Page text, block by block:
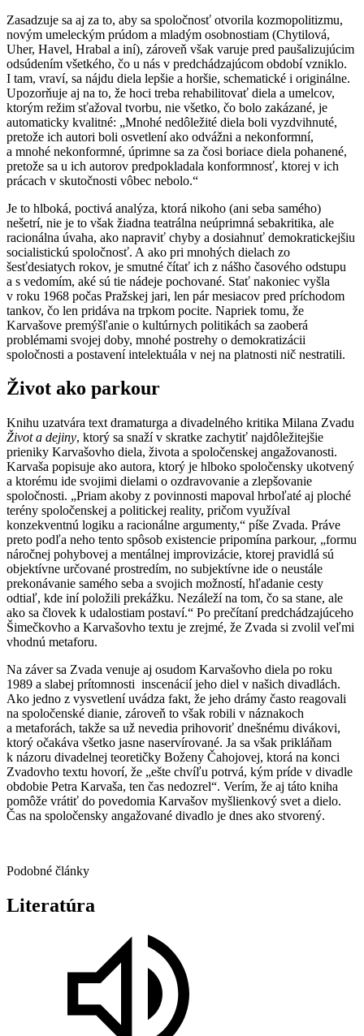
Zasadzuje sa aj za to, aby sa spoločnosť otvorila kozmopolitizmu,
novým umeleckým prúdom a mladým osobnostiam (Chytilová,
Uher, Havel, Hrabal a iní), zároveň však varuje pred paušalizujúcim
odsúdením všetkého, čo u nás v predchádzajúcom období vzniklo.
I tam, vraví, sa nájdu diela lepšie a horšie, schematické i originálne.
Upozorňuje aj na to, že hoci treba rehabilitovať diela a umelcov,
ktorým režim sťažoval tvorbu, nie všetko, čo bolo zakázané, je
automaticky kvalitné: „Mnohé nedôležité diela boli vyzdvihnuté,
pretože ich autori boli osvetlení ako odvážni a nekonformní,
a mnohé nekonformné, úprimne sa za čosi boriace diela pohanené,
pretože sa u ich autorov predpokladala konformnosť, ktorej v ich
prácach v skutočnosti vôbec nebolo.“
Je to hlboká, poctivá analýza, ktorá nikoho (ani seba samého)
nešetrí, nie je to však žiadna teatrálna neúprimná sebakritika, ale
racionálna úvaha, ako napraviť chyby a dosiahnuť demokratickejšiu
socialistickú spoločnosť. A ako pri mnohých dielach zo
šesťdesiatych rokov, je smutné čítať ich z nášho časového odstupu
a s vedomím, aké sú tie nádeje pochované. Stať nakoniec vyšla
v roku 1968 počas Pražskej jari, len pár mesiacov pred príchodom
tankov, čo len pridáva na trpkom pocite. Napriek tomu, že
Karvašove premýšľanie o kultúrnych politikách sa zaoberá
problémami svojej doby, mnohé postrehy o demokratizácii
spoločnosti a postavení intelektuála v nej na platnosti nič nestratili.
Život ako parkour
Knihu uzatvára text dramaturga a divadelného kritika Milana Zvadu
Život a dejiny, ktorý sa snaží v skratke zachytiť najdôležitejšie
prieniky Karvašovho diela, života a spoločenskej angažovanosti.
Karvaša popisuje ako autora, ktorý je hlboko spoločensky ukotvený
a ktorému ide svojimi dielami o ozdravovanie a zlepšovanie
spoločnosti. „Priam akoby z povinnosti mapoval hrboľaté aj ploché
terény spoločenskej a politickej reality, pričom využíval
konzekventnú logiku a racionálne argumenty,“ píše Zvada. Práve
preto podľa neho tento spôsob existencie pripomína parkour, „formu
náročnej pohybovej a mentálnej improvizácie, ktorej pravidlá sú
objektívne určované prostredím, no subjektívne ide o neustále
prekonávanie samého seba a svojich možností, hľadanie cesty
odtiaľ, kde iní položili prekážku. Nezáleží na tom, čo sa stane, ale
ako sa človek k udalostiam postaví.“ Po prečítaní predchádzajúceho
Šimečkovho a Karvašovho textu je zrejmé, že Zvada si zvolil veľmi
vhodnú metaforu.
Na záver sa Zvada venuje aj osudom Karvašovho diela po roku
1989 a slabej prítomnosti inscenácií jeho diel v našich divadlách.
Ako jedno z vysvetlení uvádza fakt, že jeho drámy často reagovali
na spoločenské dianie, zároveň to však robili v náznakoch
a metaforách, takže sa už nevedia prihovoriť dnešnému divákovi,
ktorý očakáva všetko jasne naservírované. Ja sa však prikláňam
k názoru divadelnej teoretičky Boženy Čahojovej, ktorá na konci
Zvadovho textu hovorí, že „ešte chvíľu potrvá, kým príde v divadle
obdobie Petra Karvaša, ten čas nedozrel“. Verím, že aj táto kniha
pomôže vrátiť do povedomia Karvašov myšlienkový svet a dielo.
Čas na spoločensky angažované divadlo je dnes ako stvorený.
Podobné články
Literatúra